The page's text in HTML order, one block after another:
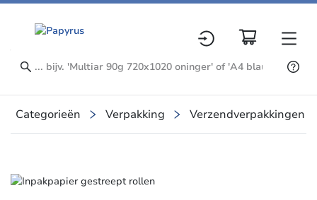
Categorieën Verpakking Verzendverpakkingen
Slide 1 of 1